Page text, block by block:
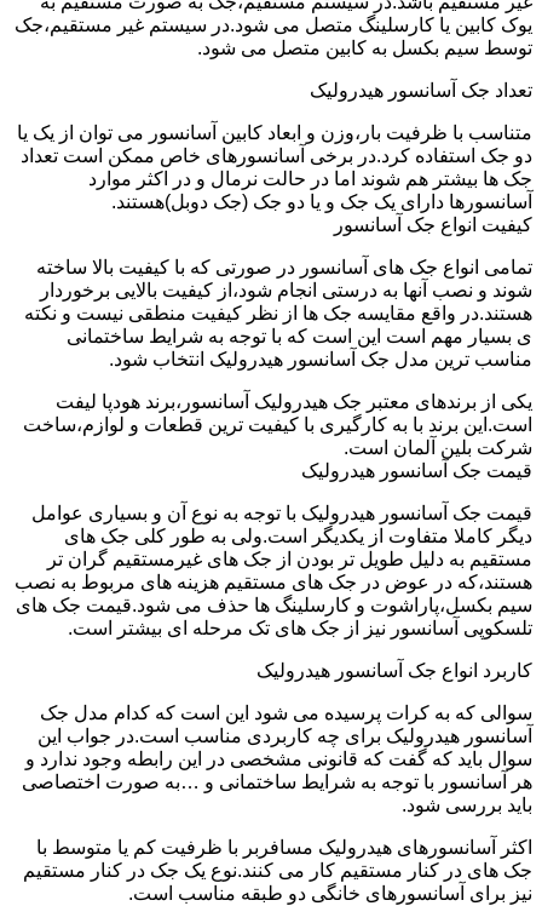
یوک کابین یا کارسلینگ متصل می شود.در سیستم غیر مستقیم،جک
توسط سیم بکسل به کابین متصل می شود.
تعداد جک آسانسور هیدرولیک
متناسب با ظرفیت بار،وزن و ابعاد کابین آسانسور می توان از یک یا
دو جک استفاده کرد.در برخی آسانسورهای خاص ممکن است تعداد
جک ها بیشتر هم شوند اما در حالت نرمال و در اکثر موارد
آسانسورها دارای یک جک و یا دو جک (جک دوبل)هستند.
کیفیت انواع جک آسانسور
تمامی انواع جک های آسانسور در صورتی که با کیفیت بالا ساخته
شوند و نصب آنها به درستی انجام شود،از کیفیت بالایی برخوردار
هستند.در واقع مقایسه جک ها از نظر کیفیت منطقی نیست و نکته
ی بسیار مهم است این است که با توجه به شرایط ساختمانی
مناسب ترین مدل جک آسانسور هیدرولیک انتخاب شود.
یکی از برندهای معتبر جک هیدرولیک آسانسور،برند هودپا لیفت
است.این برند با به کارگیری با کیفیت ترین قطعات و لوازم،ساخت
شرکت بلین آلمان است.
قیمت جک آسانسور هیدرولیک
قیمت جک آسانسور هیدرولیک با توجه به نوع آن و بسیاری عوامل
دیگر کاملا متفاوت از یکدیگر است.ولی به طور کلی جک های
مستقیم به دلیل طویل تر بودن از جک های غیرمستقیم گران تر
هستند،که در عوض در جک های مستقیم هزینه های مربوط به نصب
سیم بکسل،پاراشوت و کارسلینگ ها حذف می شود.قیمت جک های
تلسکوپی آسانسور نیز از جک های تک مرحله ای بیشتر است.
کاربرد انواع جک آسانسور هیدرولیک
سوالی که به کرات پرسیده می شود این است که کدام مدل جک
آسانسور هیدرولیک برای چه کاربردی مناسب است.در جواب این
سوال باید که گفت که قانونی مشخصی در این رابطه وجود ندارد و
هر آسانسور با توجه به شرایط ساختمانی و …به صورت اختصاصی
باید بررسی شود.
اکثر آسانسورهای هیدرولیک مسافربر با ظرفیت کم یا متوسط با
جک های در کنار مستقیم کار می کنند.نوع یک جک در کنار مستقیم
نیز برای آسانسورهای خانگی دو طبقه مناسب است.